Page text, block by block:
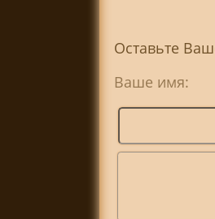
Оставьте
Ваше